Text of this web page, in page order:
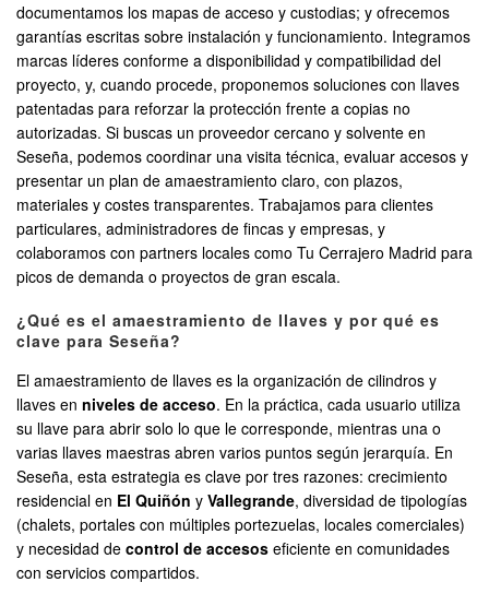
documentamos los mapas de acceso y custodias; y ofrecemos
garantías escritas sobre instalación y funcionamiento. Integramos
marcas líderes conforme a disponibilidad y compatibilidad del
proyecto, y, cuando procede, proponemos soluciones con llaves
patentadas para reforzar la protección frente a copias no
autorizadas. Si buscas un proveedor cercano y solvente en
Seseña, podemos coordinar una visita técnica, evaluar accesos y
presentar un plan de amaestramiento claro, con plazos,
materiales y costes transparentes. Trabajamos para clientes
particulares, administradores de fincas y empresas, y
colaboramos con partners locales como Tu Cerrajero Madrid para
picos de demanda o proyectos de gran escala.
¿Qué es el amaestramiento de llaves y por qué es
clave para Seseña?
El amaestramiento de llaves es la organización de cilindros y
llaves en niveles de acceso. En la práctica, cada usuario utiliza
su llave para abrir solo lo que le corresponde, mientras una o
varias llaves maestras abren varios puntos según jerarquía. En
Seseña, esta estrategia es clave por tres razones: crecimiento
residencial en El Quiñón y Vallegrande, diversidad de tipologías
(chalets, portales con múltiples portezuelas, locales comerciales)
y necesidad de control de accesos eficiente en comunidades
con servicios compartidos.